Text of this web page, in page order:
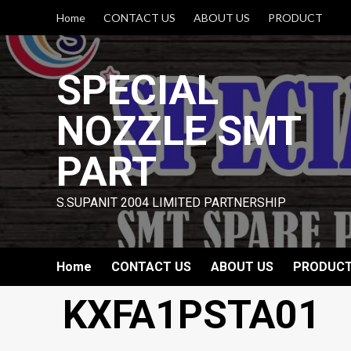
content
Home CONTACT US ABOUT US PRODUCT
SPECIAL
NOZZLE SMT
PART
S.SUPANIT 2004 LIMITED PARTNERSHIP
Home CONTACT US ABOUT US
KXFA1PSTA01